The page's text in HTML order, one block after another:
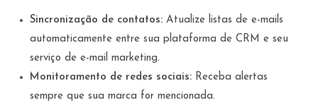
Sincronização de contatos: Atualize listas de e-mails
automaticamente entre sua plataforma de CRM e seu
serviço de e-mail marketing.
Monitoramento de redes sociais: Receba alertas
sempre que sua marca for mencionada.